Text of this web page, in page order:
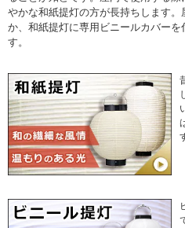
やかな和紙提灯の方が長持ちします
か、和紙提灯に専用ビニールカバー
す。